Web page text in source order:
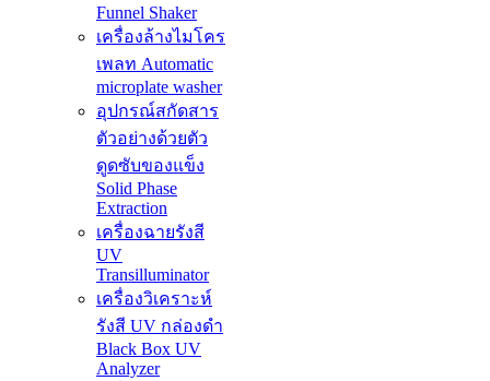
Funnel Shaker
เครื่องล้างไมโคร
เพลท Automatic
microplate washer
อุปกรณ์สกัดสาร
ตัวอย่างด้วยตัว
ดูดซับของแข็ง
Solid Phase
Extraction
เครื่องฉายรังสี
UV
Transilluminator
เครื่องวิเคราะห์
รังสี UV กล่องดำ
Black Box UV
Analyzer